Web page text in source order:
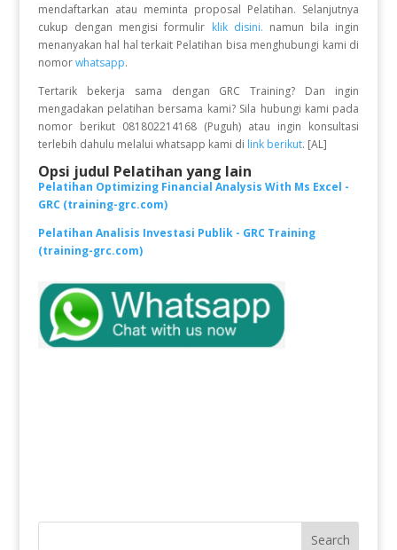
mendaftarkan atau meminta proposal Pelatihan. Selanjutnya
cukup dengan mengisi formulir klik disini. namun bila ingin
menanyakan hal hal terkait Pelatihan bisa menghubungi kami di
nomor whatsapp.
Tertarik bekerja sama dengan GRC Training? Dan ingin
mengadakan pelatihan bersama kami? Sila hubungi kami pada
nomor berikut 081802214168 (Puguh) atau ingin konsultasi
terlebih dahulu melalui whatsapp kami di link berikut. [AL]
Opsi judul Pelatihan yang lain
Pelatihan Optimizing Financial Analysis With Ms Excel -
GRC (training-grc.com)
Pelatihan Analisis Investasi Publik - GRC Training
(training-grc.com)